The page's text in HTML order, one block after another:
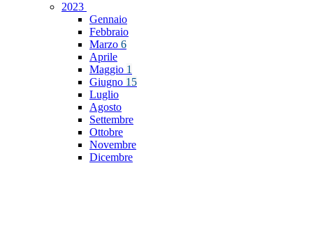
2023
Gennaio
Febbraio
Marzo 6
Aprile
Maggio 1
Giugno 15
Luglio
Agosto
Settembre
Ottobre
Novembre
Dicembre